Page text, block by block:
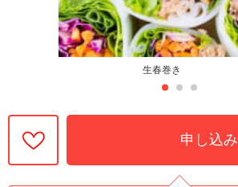
生春巻き
申し込み